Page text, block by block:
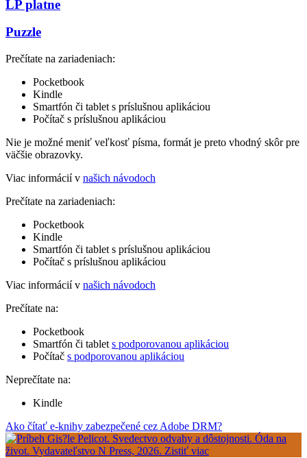
LP platne
Puzzle
Prečítate na zariadeniach:
Pocketbook
Kindle
Smartfón či tablet s príslušnou aplikáciou
Počítač s príslušnou aplikáciou
Nie je možné meniť veľkosť písma, formát je preto vhodný skôr pre
väčšie obrazovky.
Viac informácií v našich návodoch
Prečítate na zariadeniach:
Pocketbook
Kindle
Smartfón či tablet s príslušnou aplikáciou
Počítač s príslušnou aplikáciou
Viac informácií v našich návodoch
Prečítate na:
Pocketbook
Smartfón či tablet s podporovanou aplikáciou
Počítač s podporovanou aplikáciou
Neprečítate na:
Kindle
Ako čítať e-knihy zabezpečené cez Adobe DRM?